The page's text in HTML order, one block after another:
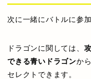
次に一緒にバトルに参
ドラゴンに関しては、
できる青いドラゴンから
セレクトできます。